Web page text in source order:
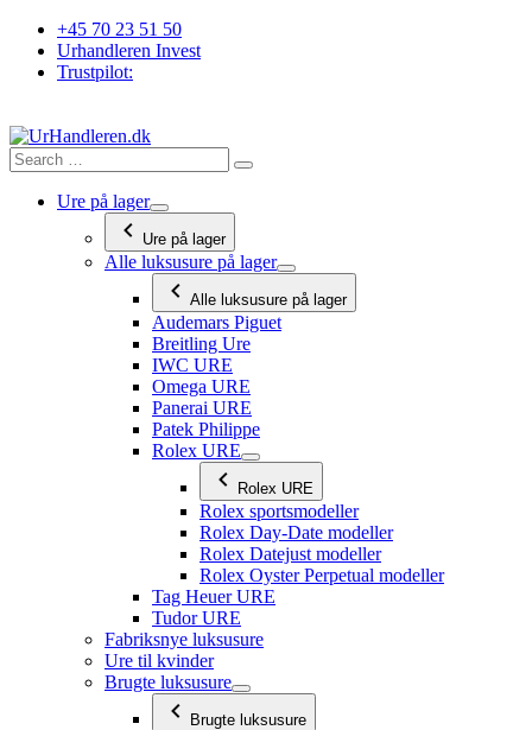
Videre
indhold
+45 70 23 51 50
Urhandleren Invest
Trustpilot:
Ure på lager
Ure på lager
Alle luksusure på lager
Alle luksusure på lager
Audemars Piguet
Breitling Ure
IWC URE
Omega URE
Panerai URE
Patek Philippe
Rolex URE
Rolex URE
Rolex sportsmodeller
Rolex Day-Date modeller
Rolex Datejust modeller
Rolex Oyster Perpetual modeller
Tag Heuer URE
Tudor URE
Fabriksnye luksusure
Ure til kvinder
Brugte luksusure
Brugte luksusure